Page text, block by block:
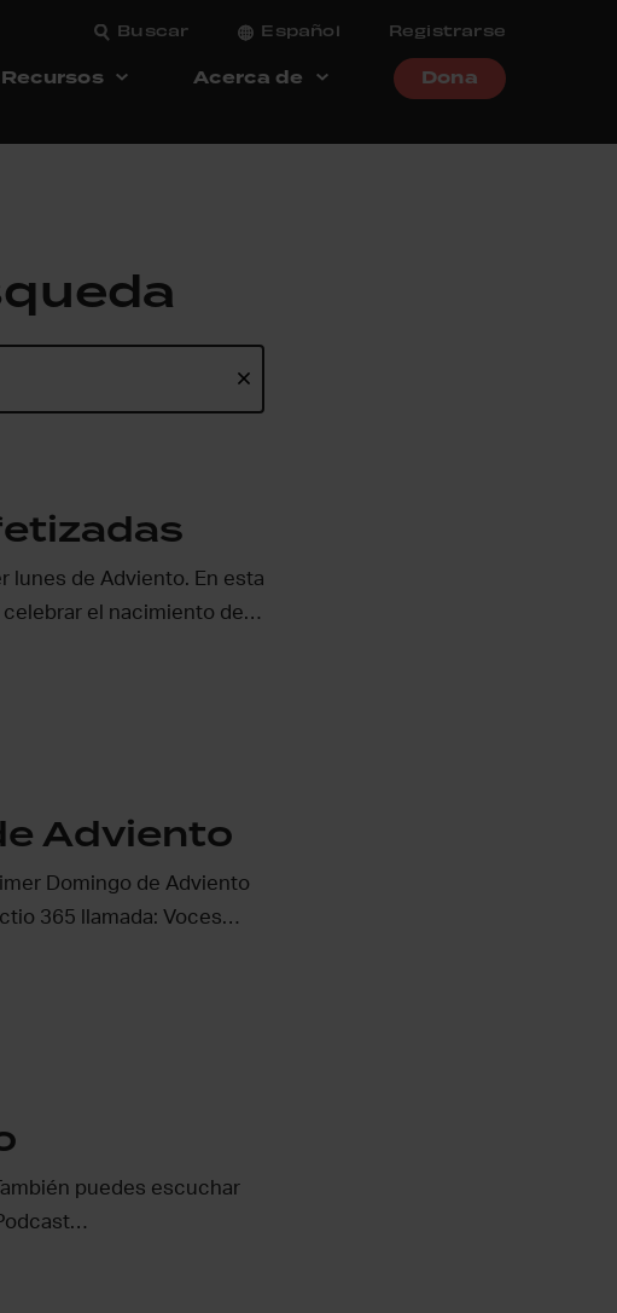
Buscar Español Registrarse
Recursos Acerca de Dona
lunes de Adviento. En esta
celebrar el nacimiento de…
Adviento
Domingo de Adviento
365 llamada: Voces…
puedes escuchar